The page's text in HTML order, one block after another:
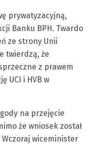
prywatyzacyjną,
Banku BPH. Twardo
ze strony Unii
twierdzą, że
z prawem
UCI i HVB w
na przejęcie
że wniosek został
Wczoraj wiceminister